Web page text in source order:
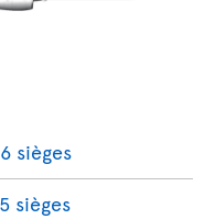
sièges
sièges